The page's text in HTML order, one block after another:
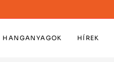
HANGANYAGOK HÍREK